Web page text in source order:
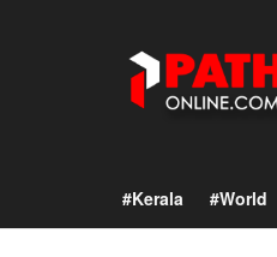
#Kerala #World